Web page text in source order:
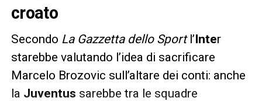
croato
Secondo La Gazzetta dello Sportl’Inter
starebbe valutando l’idea di sacrificare
Marcelo Brozovic sull’altare dei conti: anche
la Juventus sarebbe tra le squadre